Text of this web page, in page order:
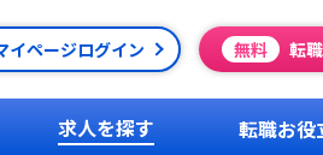
イページログイン 無料 転
求人を探す 転職お役